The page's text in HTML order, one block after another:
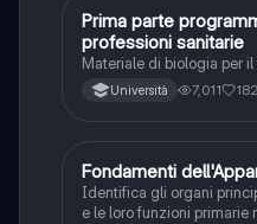
Scienze
Prima parte
professioni sanitarie
Materiale di biologia per
Università 7,011 182
FScienze
Fondamenti
Identifica gli organi
e le loro funzioni primarie